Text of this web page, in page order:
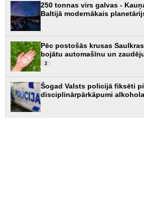
250 tonnas virs galvas -
Baltijā modernākais
Pēc postošās krusas
bojātu automašīnu un
2
Šogad Valsts policijā fiksēti
disciplinārpārkāpumi